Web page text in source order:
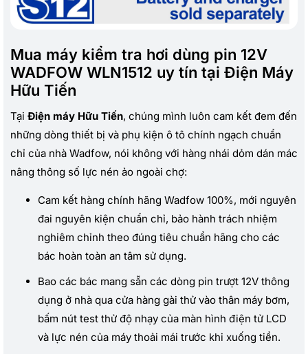
Mua máy kiểm tra hơi dùng pin 12V
WADFOW WLN1512 uy tín tại Điện Máy
Hữu Tiến
Tại Điện máy Hữu Tiến, chúng mình luôn cam kết đem đến
những dòng thiết bị và phụ kiện ô tô chính ngạch chuẩn
chỉ của nhà Wadfow, nói không với hàng nhái dỏm dán mác
nâng thông số lực nén ảo ngoài chợ:
Cam kết hàng chính hãng Wadfow 100%, mới nguyên
đai nguyên kiện chuẩn chỉ, bảo hành trách nhiệm
nghiêm chỉnh theo đúng tiêu chuẩn hãng cho các
bác hoàn toàn an tâm sử dụng.
Bao các bác mang sẵn các dòng pin trượt 12V thông
dụng ở nhà qua cửa hàng gài thử vào thân máy bơm,
bấm nút test thử độ nhạy của màn hình điện tử LCD
và lực nén của máy thoải mái trước khi xuống tiền.